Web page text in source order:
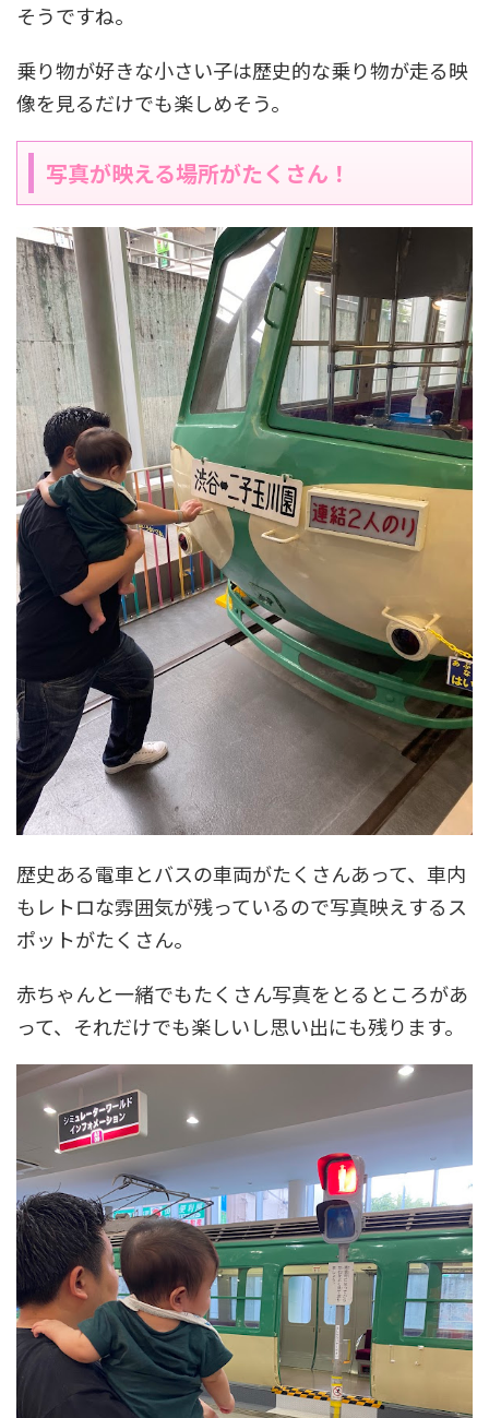
そうですね。
乗り物が好きな小さい子は歴史的な乗り物が走る映
像を見るだけでも楽しめそう。
写真が映える場所がたくさん！
歴史ある電車とバスの車両がたくさんあって、車内
もレトロな雰囲気が残っているので写真映えするス
ポットがたくさん。
赤ちゃんと一緒でもたくさん写真をとるところがあ
って、それだけでも楽しいし思い出にも残ります。